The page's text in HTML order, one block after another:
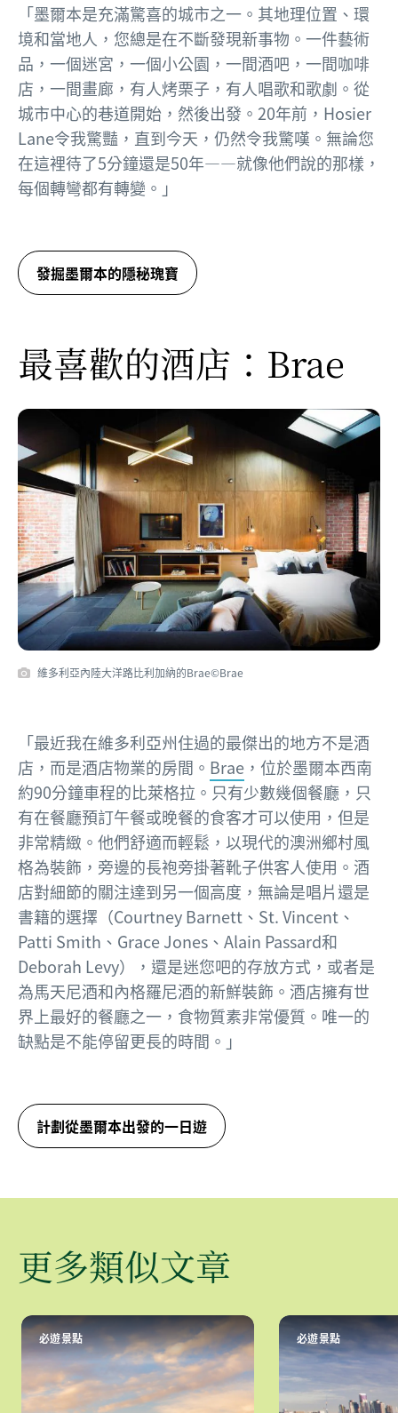
「墨爾本是充滿驚喜的城市之一。其地理位置、環
境和當地人，您總是在不斷發現新事物。一件藝術
品，一個迷宮，一個小公園，一間酒吧，一間咖啡
店，一間畫廊，有人烤栗子，有人唱歌和歌劇。從
城市中心的巷道開始，然後出發。20年前，Hosier
Lane令我驚豔，直到今天，仍然令我驚嘆。無論您
在這裡待了5分鐘還是50年——就像他們說的那樣，
每個轉彎都有轉變。」
發掘墨爾本的隱秘瑰寶
最喜歡的酒店：Brae
維多利亞內陸大洋路比利加納的Brae©Brae
「最近我在維多利亞州住過的最傑出的地方不是酒
店，而是酒店物業的房間。 Brae ，位於墨爾本西南
約90分鐘車程的比萊格拉。只有少數幾個餐廳，只
有在餐廳預訂午餐或晚餐的食客才可以使用，但是
非常精緻。他們舒適而輕鬆，以現代的澳洲鄉村風
格為裝飾，旁邊的長袍旁掛著靴子供客人使用。酒
店對細節的關注達到另一個高度，無論是唱片還是
書籍的選擇（Courtney Barnett、St. Vincent、
Patti Smith、Grace Jones、Alain Passard和
Deborah Levy），還是迷您吧的存放方式，或者是
為馬天尼酒和內格羅尼酒的新鮮裝飾。酒店擁有世
界上最好的餐廳之一，食物質素非常優質。唯一的
缺點是不能停留更長的時間。」
計劃從墨爾本出發的一日遊
更多類似文章
必遊景點 必遊景點